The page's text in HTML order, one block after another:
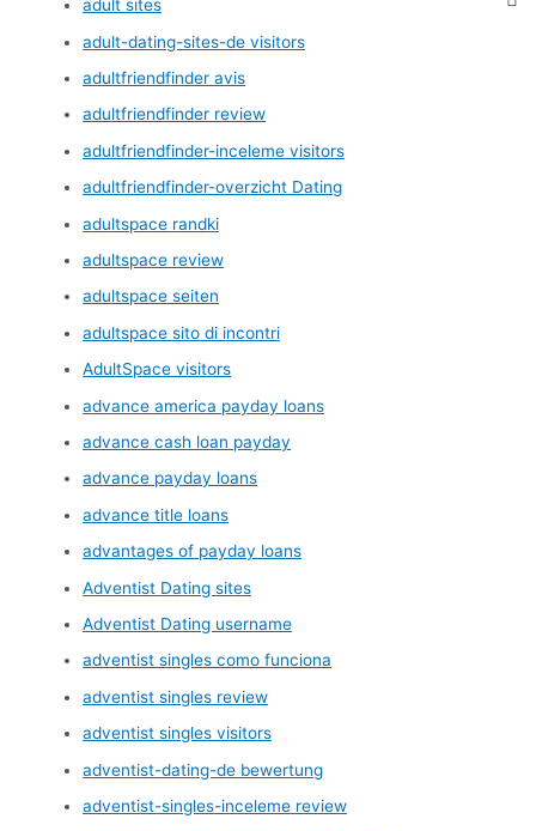
adult sites
adult-dating-sites-de visitors
adultfriendfinder avis
adultfriendfinder review
adultfriendfinder-inceleme visitors
adultfriendfinder-overzicht Dating
adultspace randki
adultspace review
adultspace seiten
adultspace sito di incontri
AdultSpace visitors
advance america payday loans
advance cash loan payday
advance payday loans
advance title loans
advantages of payday loans
Adventist Dating sites
Adventist Dating username
adventist singles como funciona
adventist singles review
adventist singles visitors
adventist-dating-de bewertung
adventist-singles-inceleme review